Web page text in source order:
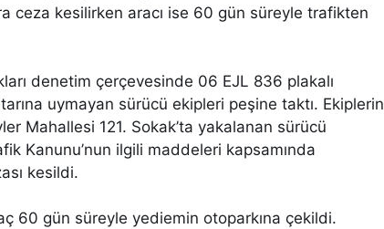
ceza kesilirken aracı ise 60 gün süreyle trafikten
denetim çerçevesinde 06 EJL 836 plakalı
uymayan sürücü ekipleri peşine taktı. Ekiplerin
Mahallesi 121. Sokak’ta yakalanan sürücü
Kanunu’nun ilgili maddeleri kapsamında
kesildi.
60 gün süreyle yediemin otoparkına çekildi.